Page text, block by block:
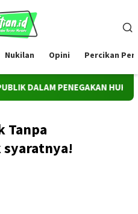
Nukilan Opini Percikan
PENEGAKAN HUKUM
Tanpa
syaratnya!